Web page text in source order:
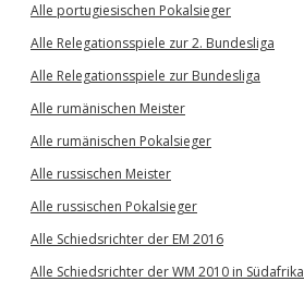
Alle portugiesischen Pokalsieger
Alle Relegationsspiele zur 2. Bundesliga
Alle Relegationsspiele zur Bundesliga
Alle rumänischen Meister
Alle rumänischen Pokalsieger
Alle russischen Meister
Alle russischen Pokalsieger
Alle Schiedsrichter der EM 2016
Alle Schiedsrichter der WM 2010 in Südafrika